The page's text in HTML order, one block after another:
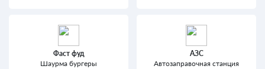
Фаст фуд
Шаурма бургеры
АЗС
Автозаправочная станция